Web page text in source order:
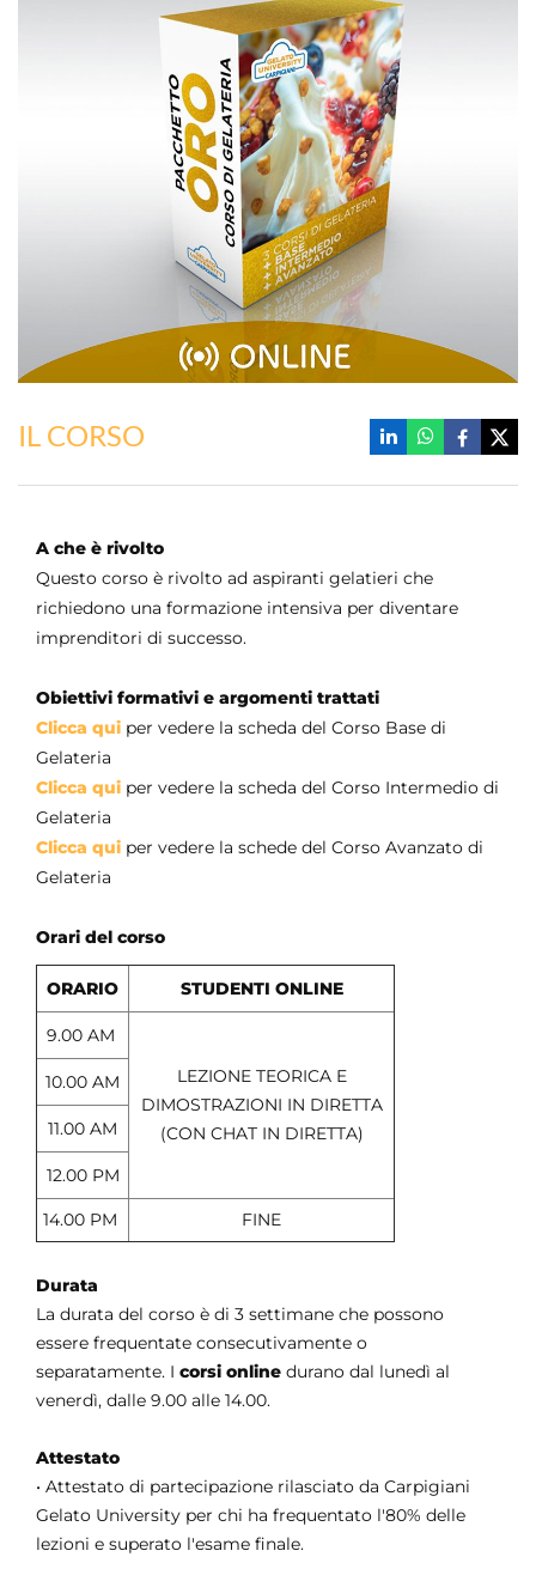
IL CORSO
A che è rivolto
Questo corso è rivolto ad aspiranti gelatieri che
richiedono una formazione intensiva per diventare
imprenditori di successo.
Obiettivi formativi e argomenti trattati
Clicca qui per vedere la scheda del Corso Base di
Gelateria
Clicca qui per vedere la scheda del Corso Intermedio di
Gelateria
Clicca qui per vedere la schede del Corso Avanzato di
Gelateria
Orari del corso
ORARIO STUDENTI ONLINE
9.00 AM
LEZIONE TEORICA E
DIMOSTRAZIONI IN DIRETTA
(CON CHAT IN DIRETTA)
10.00 AM
11.00 AM
12.00 PM
14.00 PM FINE
Durata
La durata del corso è di 3 settimane che possono
essere frequentate consecutivamente o
separatamente. I corsi online durano dal lunedì al
venerdì, dalle 9.00 alle 14.00.
Attestato
• Attestato di partecipazione rilasciato da Carpigiani
Gelato University per chi ha frequentato l'80% delle
lezioni e superato l'esame finale.